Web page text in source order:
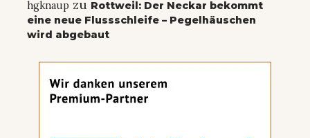
hgknaup zu Rottweil: Der Neckar bekommt
eine neue Flussschleife – Pegelhäuschen
wird abgebaut